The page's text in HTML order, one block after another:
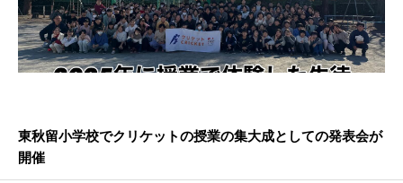
東秋留小学校でクリケットの授業の集大成としての発表会が
開催